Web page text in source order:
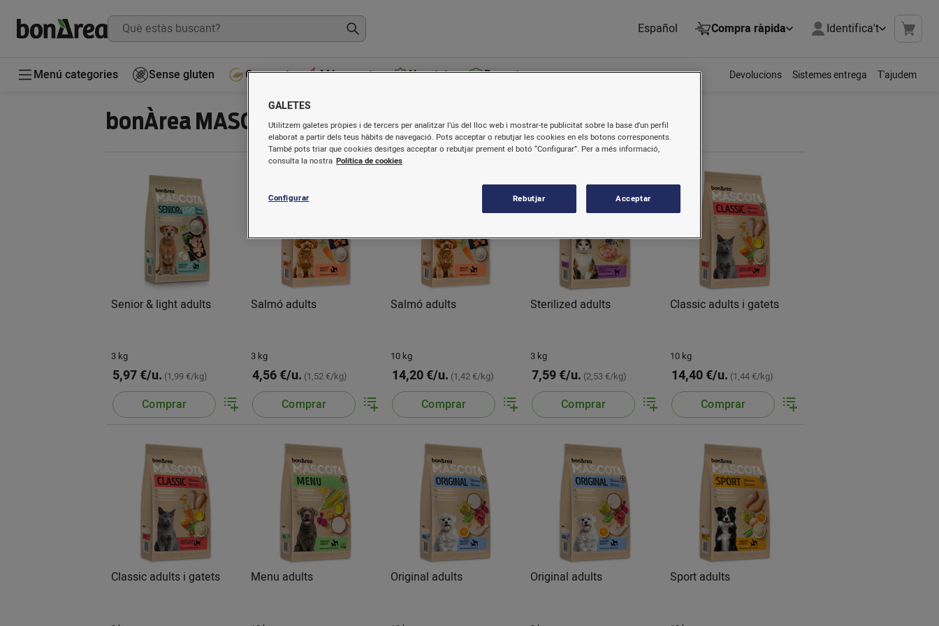
Español Compra ràpida Identifica't
Menú categories Sense gluten Gourmet Més venuts Novetats Receptes Devolucions Sistemes entrega T'ajudem
bonÀrea MASCOTA
Senior & light adults
3 kg
5,97 €/u. (1,99 €/kg)
Comprar
Salmó adults
3 kg
4,56 €/u. (1,52 €/kg)
Comprar
Salmó adults
10 kg
14,20 €/u. (1,42 €/kg)
Comprar
Sterilized adults
3 kg
7,59 €/u. (2,53 €/kg)
Comprar
Classic adults i gatets
10 kg
14,40 €/u. (1,44 €/kg)
Comprar
Classic adults i gatets Menu adults Original adults Original adults Sport adults
GALETES
Utilitzem galetes pròpies i de tercers per analitzar l’ús del lloc web i mostrar-te publicitat sobre la base d’un perfil
elaborat a partir dels teus hàbits de navegació. Pots acceptar o rebutjar les cookies en els botons corresponents.
També pots triar que cookies desitges acceptar o rebutjar prement el botó “Configurar”. Per a més informació,
consulta la nostra Política de cookies
Configurar Rebutjar Acceptar